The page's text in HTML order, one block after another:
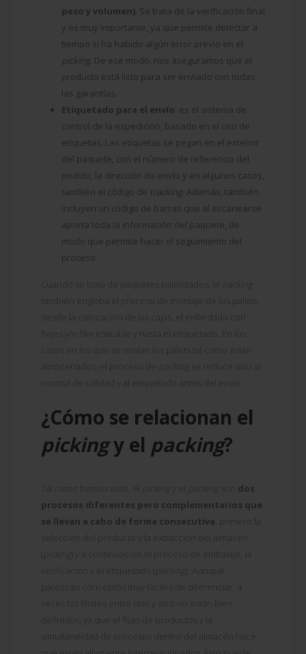
peso y volumen). Se trata de la verificación final
y es muy importante, ya que permite detectar a
tiempo si ha habido algún error previo en el
picking. De ese modo, nos aseguramos que el
producto está listo para ser enviado con todas
las garantías.
Etiquetado para el envío : es el sistema de
control de la expedición, basado en el uso de
etiquetas. Las etiquetas se pegan en el exterior
del paquete, con el número de referencia del
pedido, la dirección de envío y en algunos casos,
también el código de tracking. Además, también
incluyen un código de barras que al escanearse
aporta toda la información del paquete, de
modo que permite hacer el seguimiento del
proceso.
Cuando se trata de paquetes paletizados, el
también engloba el proceso de montaje de los palets,
desde la colocación de las cajas, el enfardado con
flejes y/o film estirable y hasta el etiquetado. En los
casos en los que se envían los palets tal como están
almacenados, el proceso de
control de calidad y al etiquetado antes del envío.
¿Cómo se relacionan el
pickingy el packing?
Tal como hemos visto, el
dos
procesos diferentes pero complementarios que
se llevan a cabo de forma consecutiva : primero la
selección del producto y la extracción del almacén
) y a continuación el proceso de embalaje, la
verificación y el etiquetado (
parezcan conceptos muy fáciles de diferenciar, a
veces los límites entre uno y otro no están bien
definidos, ya que el flujo de productos y la
simultaneidad de procesos dentro del almacén hace